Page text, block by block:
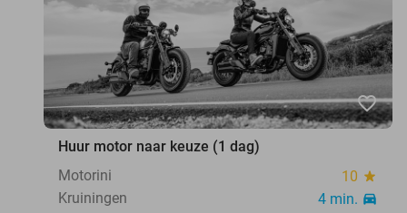
favorite_border
Huur motor naar keuze (1 dag)
Motorini
10 star
Kruiningen 4 min. directions_car